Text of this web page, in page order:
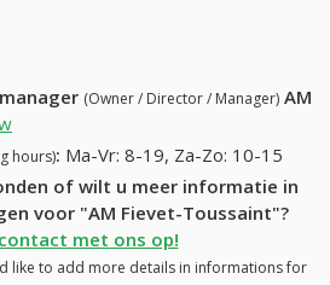
(Owner / Director / Manager) AM
hours): Ma-Vr: 8-19, Za-Zo: 10-15
of wilt u meer informatie in
voor "AM Fievet-Toussaint"?
met ons op!
like to add more details in informations for